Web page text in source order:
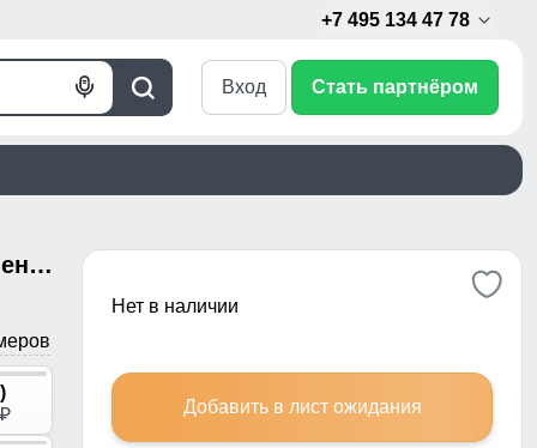
+7 495 134 47 78
Поиск
Голосовой
Вход Стать партнёром
Куртка женская зимняя с мехом енот премиум класса цвета хаки 381Kh
p
Нет в наличии
Добавить в лист ожидания